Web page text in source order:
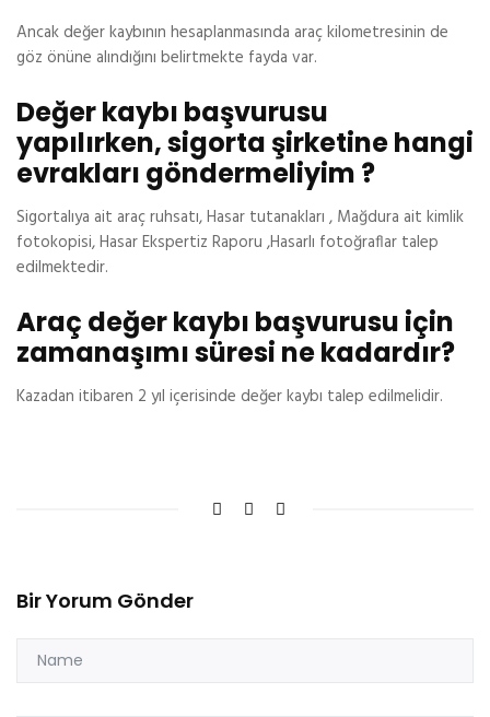
Ancak değer kaybının hesaplanmasında araç kilometresinin de
göz önüne alındığını belirtmekte fayda var.
Değer kaybı başvurusu
yapılırken, sigorta şirketine hangi
evrakları göndermeliyim ?
Sigortalıya ait araç ruhsatı, Hasar tutanakları , Mağdura ait kimlik
fotokopisi, Hasar Ekspertiz Raporu ,Hasarlı fotoğraflar talep
edilmektedir.
Araç değer kaybı başvurusu için
zamanaşımı süresi ne kadardır?
Kazadan itibaren 2 yıl içerisinde değer kaybı talep edilmelidir.
Bir Yorum Gönder